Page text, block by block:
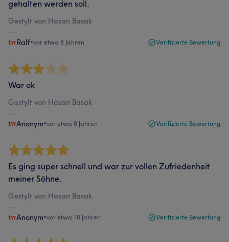
gehalten werden soll.
Gestylt von Hasan Basak
Ralf•vor etwa 8 Jahren Verifizierte Bewertung
War ok
Gestylt von Hasan Basak
Anonym•vor etwa 8 Jahren Verifizierte Bewertung
Es ging super schnell und war zur vollen Zufriedenheit
meiner Söhne.
Gestylt von Hasan Basak
Anonym•vor etwa 10 Jahren Verifizierte Bewertung